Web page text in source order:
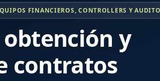
FINANCIEROS, CONTROLLERS Y
obtención y
contratos